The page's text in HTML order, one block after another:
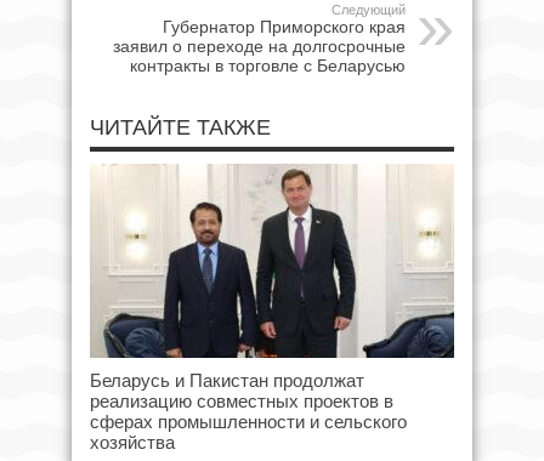
Следующий
Губернатор Приморского края
заявил о переходе на долгосрочные
контракты в торговле с Беларусью
ЧИТАЙТЕ ТАКЖЕ
Беларусь и Пакистан продолжат
реализацию совместных проектов в
сферах промышленности и сельского
хозяйства